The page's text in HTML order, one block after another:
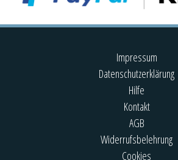
Impressum
Datenschutzerklärung
Hilfe
Kontakt
AGB
Widerrufsbelehrung
Cookies